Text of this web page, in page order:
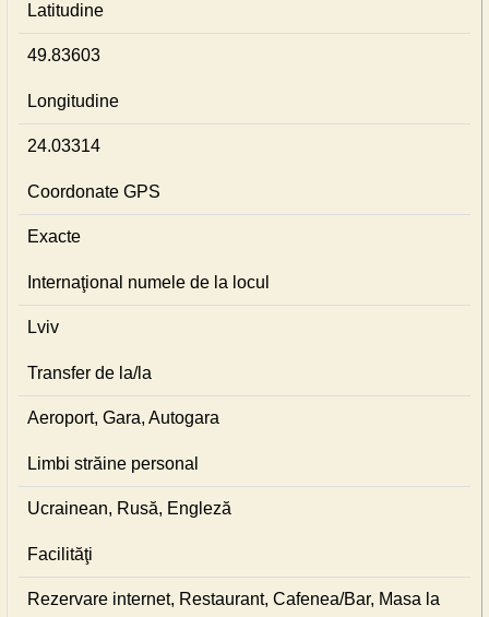
Latitudine
49.83603
Longitudine
24.03314
Coordonate GPS
Exacte
Internaţional numele de la locul
Lviv
Transfer de la/la
Aeroport, Gara, Autogara
Limbi străine personal
Ucrainean, Rusă, Engleză
Facilităţi
Rezervare internet, Restaurant, Cafenea/Bar, Masa la